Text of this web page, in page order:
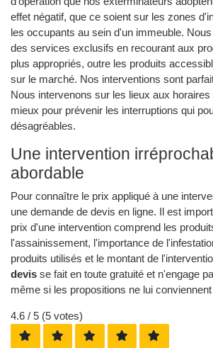
effet négatif, que ce soient sur les zones
les occupants au sein d'un immeuble.
des services exclusifs en recourant aux
plus appropriés, outre les produits
sur le marché. Nos interventions sont
Nous intervenons sur les lieux aux
mieux pour prévenir les interruptions qui
désagréables.
Une intervention
abordable
Pour connaître le prix appliqué à une
une demande de devis en ligne. Il est
prix d'une intervention comprend les
l'assainissement, l'importance de
produits utilisés et le montant de
devis se fait en toute gratuité et n'engage
même si les propositions ne lui
4.6 / 5 (5 votes)